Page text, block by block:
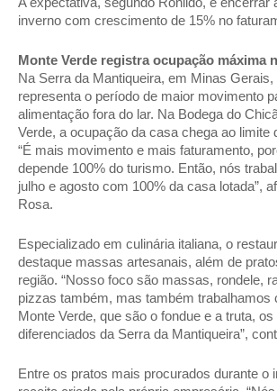
inverno com crescimento de 15% no
Monte Verde registra ocupação máxima
Na Serra da Mantiqueira, em Minas Gerais,
representa o período de maior movimento
alimentação fora do lar. Na Bodega do
Verde, a ocupação da casa chega ao limite
“É mais movimento e mais faturamento,
depende 100% do turismo. Então, nós
julho e agosto com 100% da casa lotada”,
Rosa.
Especializado em culinária italiana, o
destaque massas artesanais, além de
região. “Nosso foco são massas, rondele,
pizzas também, mas também trabalhamos
Monte Verde, que são o fondue e a truta, os
diferenciados da Serra da Mantiqueira”,
Entre os pratos mais procurados durante o